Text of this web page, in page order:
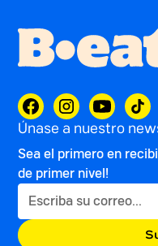
Únase a nuestro
Sea el primero en
de primer nivel!